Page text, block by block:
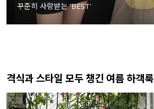
꾸준히 사랑받는 'BEST'
격식과 스타일 모두 챙긴 여름 하객룩